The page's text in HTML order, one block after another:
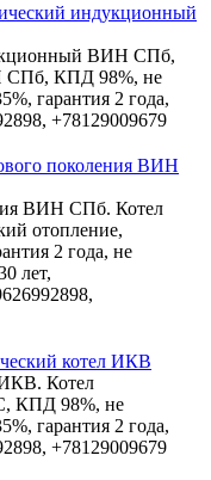
индукционный
ВИН СПб,
СПб, КПД 98%, не
гарантия 2 года,
+78129009679
поколения ВИН
ВИН СПб. Котел
отопление,
2 года, не
лет,
котел ИКВ
Котел
КПД 98%, не
гарантия 2 года,
+78129009679